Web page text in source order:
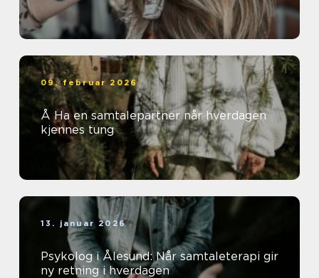
09. februar 2026
Å Ha en samtalepartner når hverdagen
kjennes tung
13. januar 2026
Psykolog i Ålesund: Når samtaleterapi gir
ny retning i hverdagen